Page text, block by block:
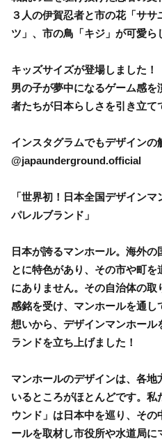
３人の伊賀忍者と市の花「サ
ツ」、市の鳥「キジ」が可愛ら
キッズサイズが登場しました！
男の子が夢中になるゲーム感
者たちが日本らしさを引き立て
インスタグラムでもデザインの
@japaunderground.official
「世界初！日本全国デザイン
パレルブランド」
日本が誇るマンホール。海外
とに特色があり、その市や町
にありません。その自治体の
感銘を受け、マンホールを通し
想いから、デザインマンホー
ランドを立ち上げました！
マンホールのデザインは、各
いるところがほとんどです。
ウンド」は日本中を巡り、そ
ールを取材し市役所や水道局